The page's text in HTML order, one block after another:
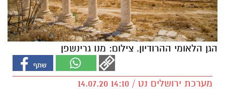
הגן הלאומי ההרודיון. צילום: מנו גרינשפן
מערכת ירושלים נט / 14:10 14.07.20